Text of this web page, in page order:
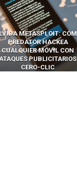
CÓMO LOS HACKERS
INTERCEPTAN OTPS Y
LLAMADAS MÓVILES SIN
‘HACKEAR’ — EL INCREÍBLE
PODER DE LOS SIM BOXES”